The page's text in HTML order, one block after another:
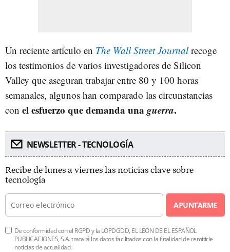
Un reciente artículo en The Wall Street Journal recoge
los testimonios de varios investigadores de Silicon
Valley que aseguran trabajar entre 80 y 100 horas
semanales, algunos han comparado las circunstancias
con el esfuerzo que demanda una guerra.
NEWSLETTER - TECNOLOGÍA
Recibe de lunes a viernes las noticias clave sobre
tecnología
APUNTARME
De conformidad con el RGPD y la LOPDGDD, EL LEÓN DE EL ESPAÑOL
PUBLICACIONES, S.A. tratará los datos facilitados con la finalidad de remitirle
noticias de actualidad.